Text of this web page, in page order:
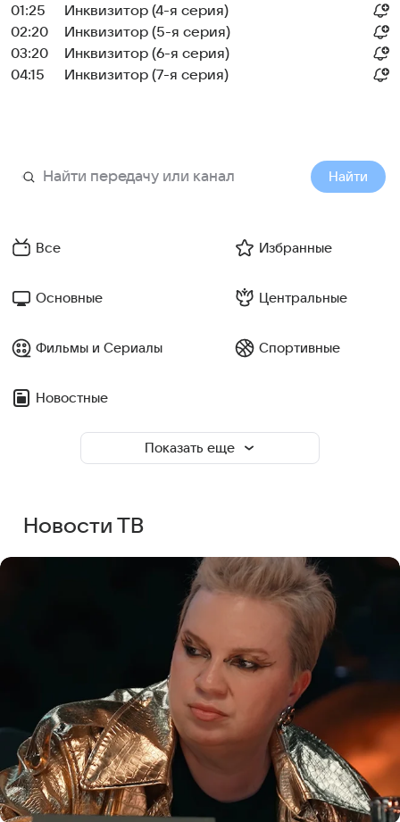
01:25
Инквизитор (4-я серия)
02:20
Инквизитор (5-я серия)
03:20
Инквизитор (6-я серия)
04:15
Инквизитор (7-я серия)
Найти
Все Избранные
Основные Центральные
Фильмы и Сериалы Спортивные
Новостные
Показать еще
Новости ТВ